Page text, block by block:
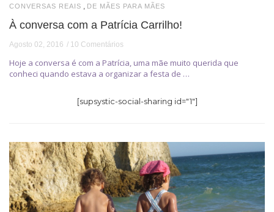
CONVERSAS REAIS , DE MÃES PARA MÃES
À conversa com a Patrícia Carrilho!
Agosto 02, 2016 10 Comentários
Hoje a conversa é com a Patrícia, uma mãe muito querida que
conheci quando estava a organizar a festa de …
[supsystic-social-sharing id="1"]